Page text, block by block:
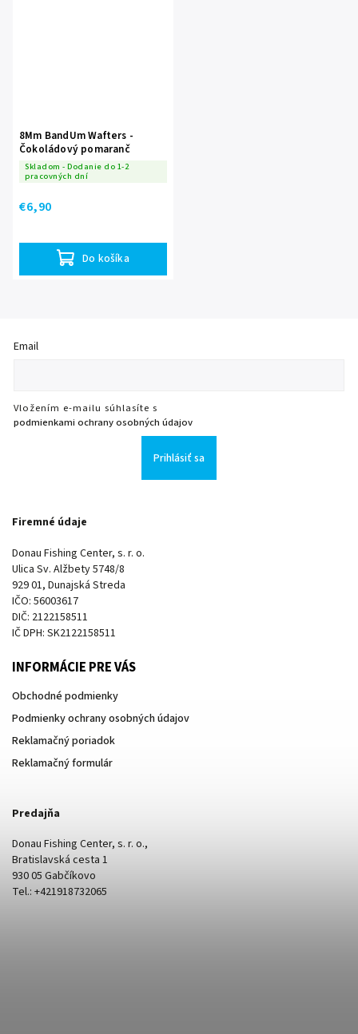
8Mm BandUm Wafters -
Čokoládový pomaranč
Skladom - Dodanie do 1-2
pracovných dní
€6,90
Do košíka
Email
Vložením e-mailu súhlasíte s
podmienkami ochrany osobných údajov
Prihlásiť sa
Firemné údaje
Donau Fishing Center, s. r. o.
Ulica Sv. Alžbety 5748/8
929 01, Dunajská Streda
IČO: 56003617
DIČ: 2122158511
IČ DPH: SK2122158511
INFORMÁCIE PRE VÁS
Obchodné podmienky
Podmienky ochrany osobných údajov
Reklamačný poriadok
Reklamačný formulár
Predajňa
Donau Fishing Center, s. r. o.,
Bratislavská cesta 1
930 05 Gabčíkovo
Tel.: +421918732065